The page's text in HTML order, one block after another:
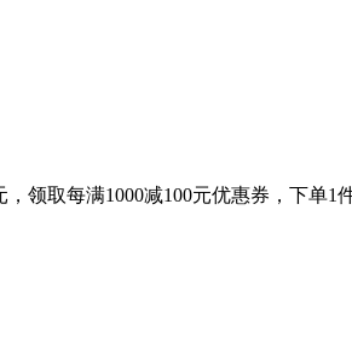
领取每满1000减100元优惠券，下单1